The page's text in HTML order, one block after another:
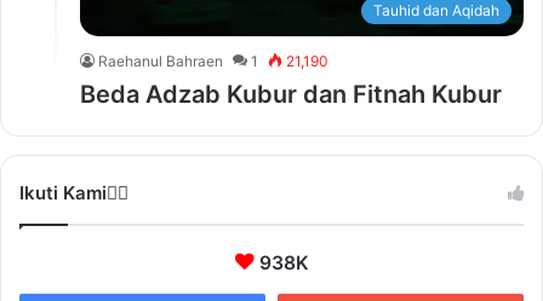
Tauhid dan Aqidah
Raehanul Bahraen 1 21,190
Beda Adzab Kubur dan Fitnah Kubur
Ikuti Kami❤️‍🔥
938K